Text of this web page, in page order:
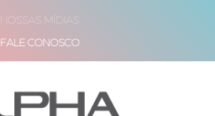
NOSSAS MÍDIAS
FALE CONOSCO